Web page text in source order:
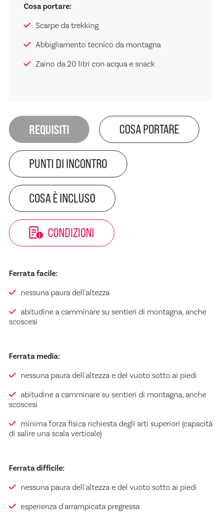
Cosa portare:
Scarpe da trekking
Abbigliamento tecnico da montagna
Zaino da 20 litri con acqua e snack
REQUISITI COSA PORTARE
PUNTI DI INCONTRO
COSA È INCLUSO
CONDIZIONI
Ferrata facile:
nessuna paura dell'altezza
abitudine a camminare su sentieri di montagna, anche
scoscesi
Ferrata media:
nessuna paura dell'altezza e del vuoto sotto ai piedi
abitudine a camminare su sentieri di montagna, anche
scoscesi
minima forza fisica richiesta degli arti superiori (capacità
di salire una scala verticale)
Ferrata difficile:
nessuna paura dell'altezza e del vuoto sotto ai piedi
esperienza d'arrampicata pregressa